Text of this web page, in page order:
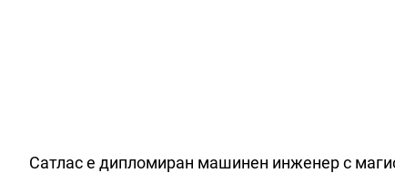
Сатлас е дипломиран машинен инженер с